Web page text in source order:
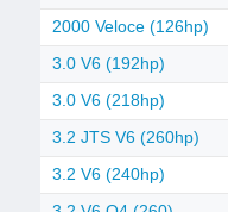
2000 Veloce (126hp)
3.0 V6 (192hp)
3.0 V6 (218hp)
3.2 JTS V6 (260hp)
3.2 V6 (240hp)